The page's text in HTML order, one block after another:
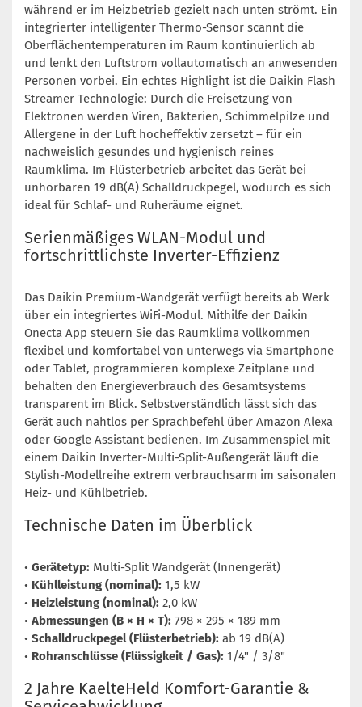
während er im Heizbetrieb gezielt nach unten strömt. Ein
integrierter intelligenter Thermo-Sensor scannt die
Oberflächentemperaturen im Raum kontinuierlich ab
und lenkt den Luftstrom vollautomatisch an anwesenden
Personen vorbei. Ein echtes Highlight ist die Daikin Flash
Streamer Technologie: Durch die Freisetzung von
Elektronen werden Viren, Bakterien, Schimmelpilze und
Allergene in der Luft hocheffektiv zersetzt – für ein
nachweislich gesundes und hygienisch reines
Raumklima. Im Flüsterbetrieb arbeitet das Gerät bei
unhörbaren 19 dB(A) Schalldruckpegel, wodurch es sich
ideal für Schlaf- und Ruheräume eignet.
Serienmäßiges WLAN-Modul und
fortschrittlichste Inverter-Effizienz
Das Daikin Premium-Wandgerät verfügt bereits ab Werk
über ein integriertes WiFi-Modul. Mithilfe der Daikin
Onecta App steuern Sie das Raumklima vollkommen
flexibel und komfortabel von unterwegs via Smartphone
oder Tablet, programmieren komplexe Zeitpläne und
behalten den Energieverbrauch des Gesamtsystems
transparent im Blick. Selbstverständlich lässt sich das
Gerät auch nahtlos per Sprachbefehl über Amazon Alexa
oder Google Assistant bedienen. Im Zusammenspiel mit
einem Daikin Inverter-Multi-Split-Außengerät läuft die
Stylish-Modellreihe extrem verbrauchsarm im saisonalen
Heiz- und Kühlbetrieb.
Technische Daten im Überblick
• Gerätetyp: Multi-Split Wandgerät (Innengerät)
• Kühlleistung (nominal): 1,5 kW
• Heizleistung (nominal): 2,0 kW
• Abmessungen (B × H × T): 798 × 295 × 189 mm
• Schalldruckpegel (Flüsterbetrieb): ab 19 dB(A)
• Rohranschlüsse (Flüssigkeit / Gas): 1/4" / 3/8"
2 Jahre KaelteHeld Komfort-Garantie &